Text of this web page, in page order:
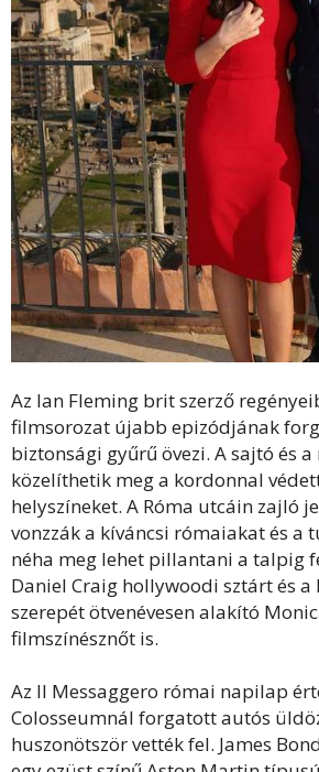
Az Ian Fleming brit szerző
filmsorozat újabb epizódjának
biztonsági gyűrű övezi. A sajtó és
közelíthetik meg a kordonnal
helyszíneket. A Róma utcáin zajló
vonzzák a kíváncsi rómaiakat és a
néha meg lehet pillantani a talpig
Daniel Craig hollywoodi sztárt és a
szerepét ötvenévesen alakító
filmszínésznőt is.
Az Il Messaggero római napilap
Colosseumnál forgatott autós
huszonötször vették fel. James